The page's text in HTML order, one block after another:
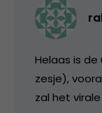
Helaas is
zesje),
zal het